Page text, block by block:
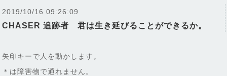
2019/10/16 09:26:09
CHASER 追跡者 君は生き延びることができるか。
矢印キーで人を動かします。
＊は障害物で通れません。